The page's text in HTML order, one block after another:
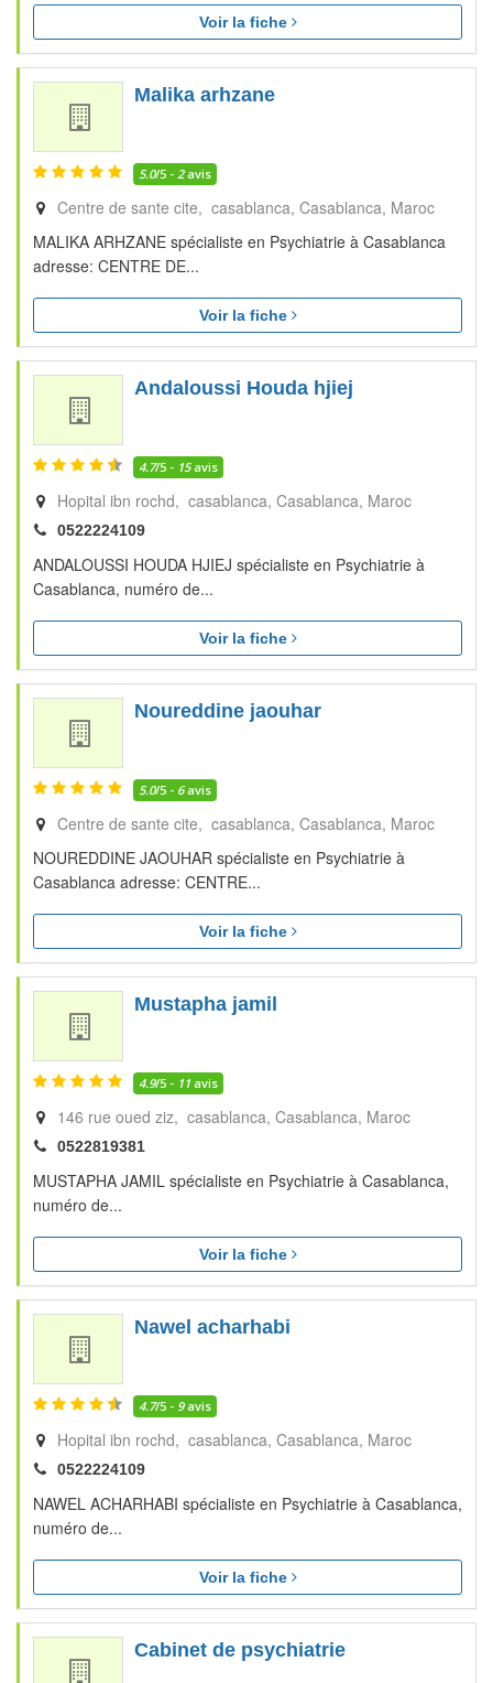
Voir la fiche
Malika arhzane
5.0/5 - 2avis
Centre de sante cite, casablanca Casablanca Maroc
MALIKA ARHZANE spécialiste en Psychiatrie à Casablanca
adresse: CENTRE DE...
Voir la fiche
Andaloussi Houda hjiej
4.7/5 - 15avis
Hopital ibn rochd, casablanca Casablanca Maroc
0522224109
ANDALOUSSI HOUDA HJIEJ spécialiste en Psychiatrie à
Casablanca, numéro de...
Voir la fiche
Noureddine jaouhar
5.0/5 - 6avis
Centre de sante cite, casablanca Casablanca Maroc
NOUREDDINE JAOUHAR spécialiste en Psychiatrie à
Casablanca adresse: CENTRE...
Voir la fiche
Mustapha jamil
4.9/5 - 11 avis
146 rue oued ziz, casablanca Casablanca Maroc
0522819381
MUSTAPHA JAMIL spécialiste en Psychiatrie à Casablanca,
numéro de...
Voir la fiche
Nawel acharhabi
4.7/5 - 9avis
Hopital ibn rochd, casablanca Casablanca Maroc
0522224109
NAWEL ACHARHABI spécialiste en Psychiatrie à Casablanca,
numéro de...
Voir la fiche
Cabinet de psychiatrie